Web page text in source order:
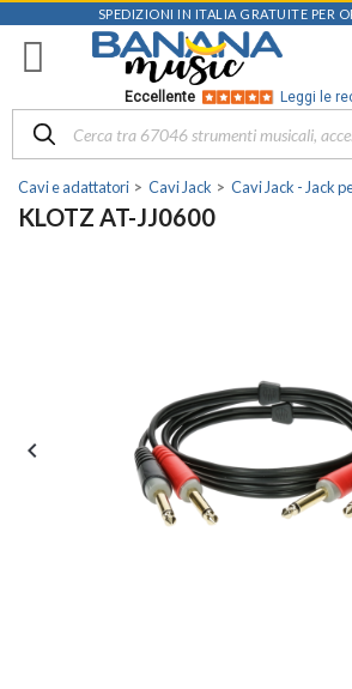
SPEDIZIONI IN ITALIA GRATUITE PER
Eccellente Leggi le
Cavi e adattatori Cavi Jack Cavi Jack - Jack
KLOTZ AT-JJ0600
